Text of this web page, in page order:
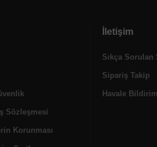
Sözleşmesi
Korunması
İletişim
Sıkça Sorulan
Sipariş Takip
Havale